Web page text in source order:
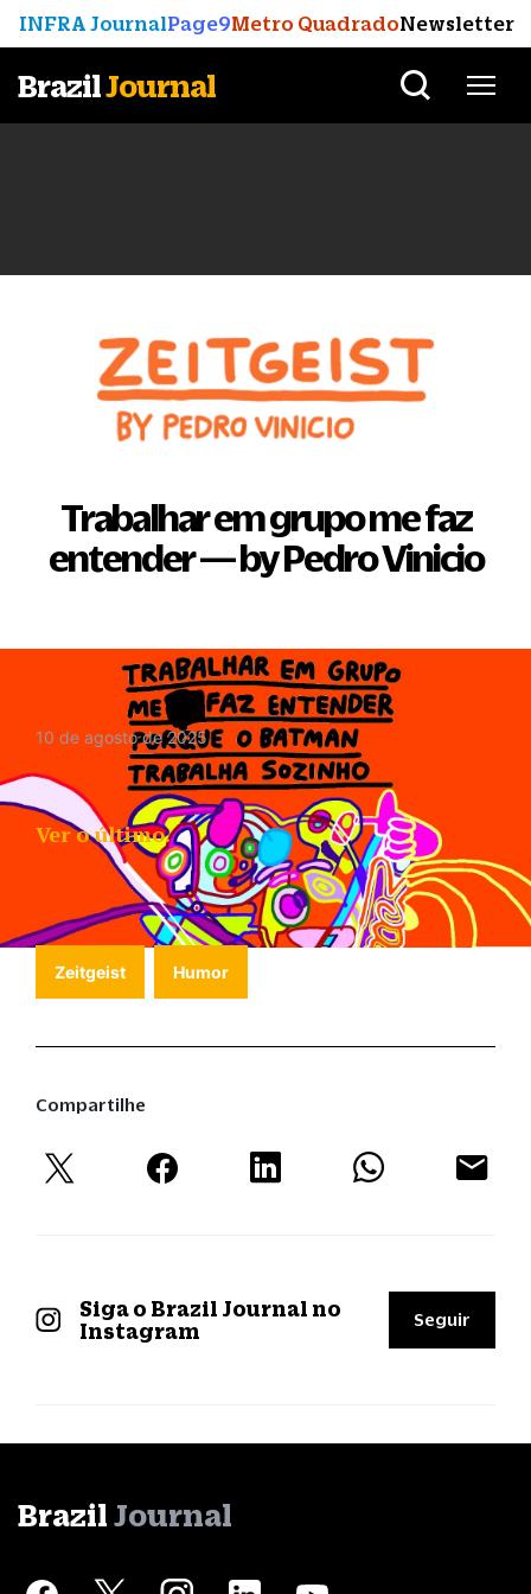
INFRA JournalPage9Metro QuadradoNewsletter
BrazilJournal
Trabalhar em grupo me faz
entender — by Pedro Vinicio
10 de agosto de 2025
Ver o último.
Zeitgeist Humor
Compartilhe
Siga o Brazil Journal no
Instagram
Seguir
Brazil Journal